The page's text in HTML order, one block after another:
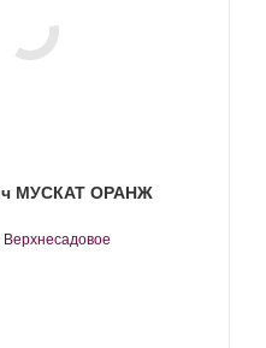
МУСКАТ ОРАНЖ
Верхнесадовое